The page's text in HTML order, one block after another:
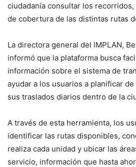
ciudadanía consultar los
de cobertura de las distintas rutas
La directora general del IMPLAN,
informó que la plataforma busca
información sobre el sistema de
ayudar a los usuarios a planificar
sus traslados diarios dentro de la
A través de esta herramienta, los
identificar las rutas disponibles,
realiza cada unidad y ubicar las
servicio, información que hasta